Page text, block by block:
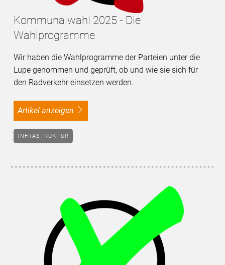
Kommunalwahl 2025 - Die
Wahlprogramme
Wir haben die Wahlprogramme der Parteien unter die
Lupe genommen und geprüft, ob und wie sie sich für
den Radverkehr einsetzen werden.
Artikel anzeigen
INFRASTRUKTUR